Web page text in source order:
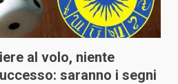
al volo, niente
saranno i segni